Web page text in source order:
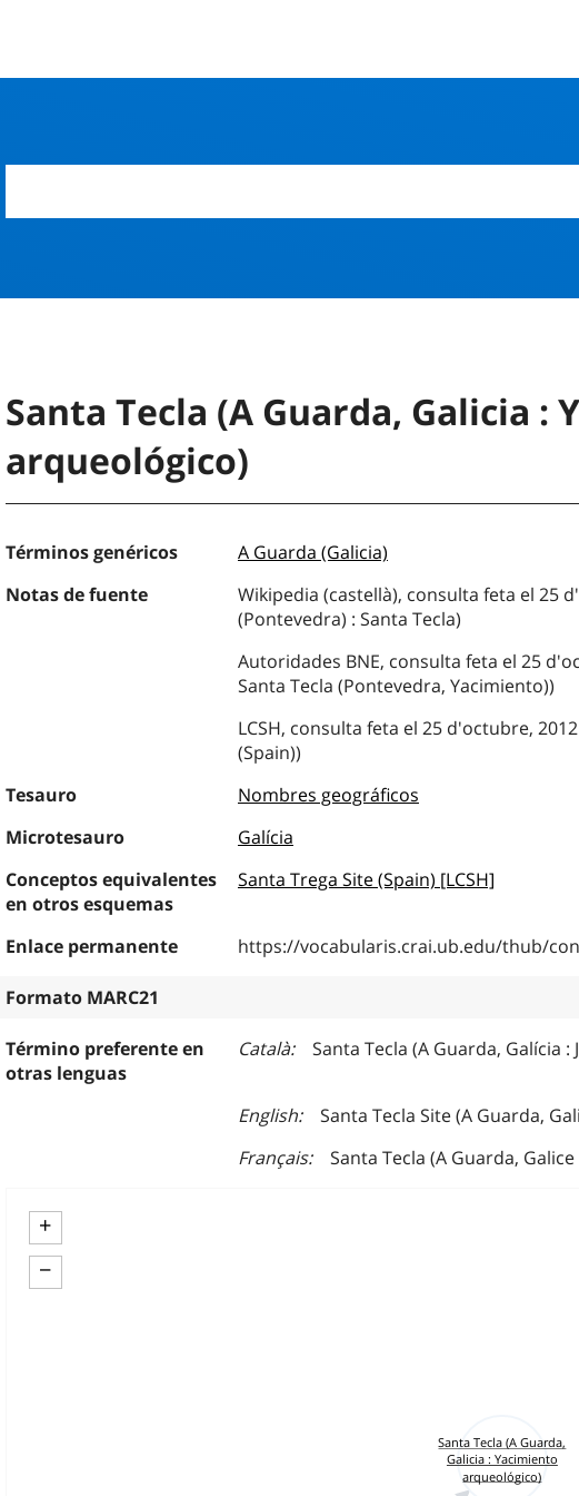
Santa Tecla (A Guarda, Galicia :
arqueológico)
Términos genéricos
A Guarda (Galicia)
Notas de fuente
Wikipedia (castellà), consulta feta el 25
(Pontevedra) : Santa Tecla)
Autoridades BNE, consulta feta el 25
Santa Tecla (Pontevedra, Yacimiento))
LCSH, consulta feta el 25 d'octubre,
(Spain))
Tesauro
Nombres geográficos
Microtesauro
Galícia
Conceptos equivalentes
en otros esquemas
Santa Trega Site (Spain) [LCSH]
Enlace permanente https://vocabularis.crai.ub.edu/thub/
Formato MARC21
Término preferente en
otras lenguas
Català Santa Tecla (A Guarda, Galícia
English
Santa Tecla Site (A Guarda,
Français
Santa Tecla (A Guarda,
+
−
Santa Tecla (A Guarda,
Galicia : Yacimiento
arqueológico)